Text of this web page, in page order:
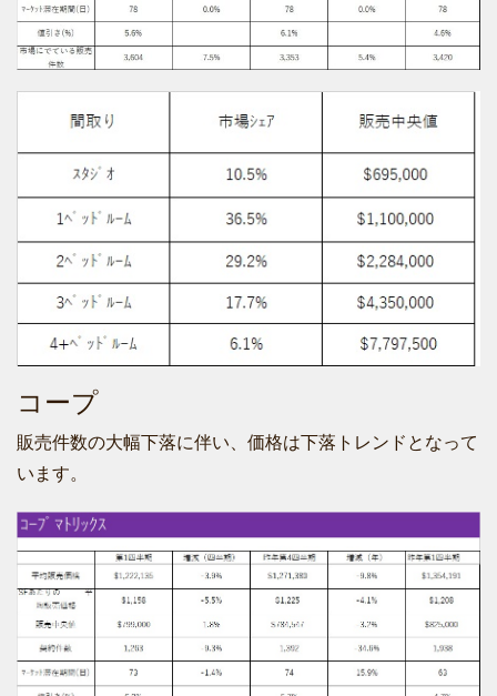
コープ
販売件数の大幅下落に伴い、価格は下落トレンドとなって
います。